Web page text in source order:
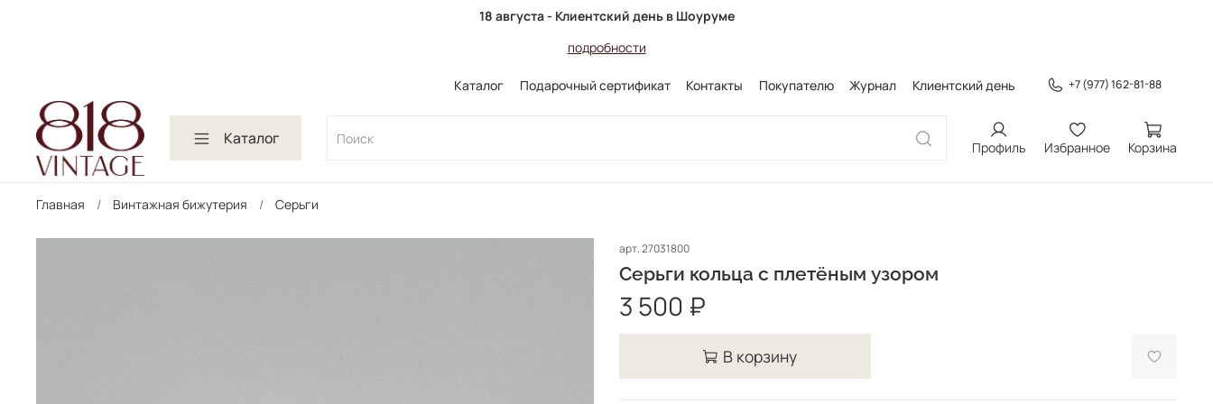
18 августа - Клиентский день в Шоуруме
подробности
Каталог Подарочный сертификат Контакты Покупателю Журнал Клиентский день +7 (977) 162-81-88
Каталог Профиль Избранное Корзина
Главная Винтажная бижутерия Серьги
арт.27031800
Серьги кольца с плетёным узором
3 500 ₽
В корзину